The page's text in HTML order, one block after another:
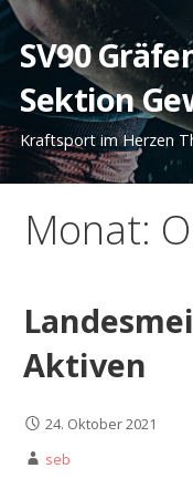
Zum
Inhalt
springen
SV90
Sektion
Kraftsport im Herzen
Monat:
Aktiven
24. Oktober 2021
seb